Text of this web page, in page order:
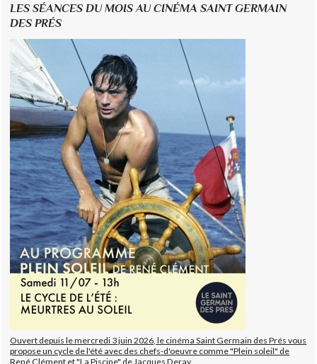
LES SÉANCES DU MOIS AU CINÉMA SAINT GERMAIN
DES PRÉS
Ouvert depuis le mercredi 3 juin 2026, le cinéma Saint Germain des Prés vous
propose un cycle de l'été avec des chefs-d'oeuvre comme "Plein soleil" de
René Clément et "La Piscine" de Jacques Deray.